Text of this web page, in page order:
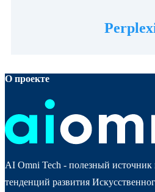
О проекте
AI Omni Tech - полезный источник
тенденций развития